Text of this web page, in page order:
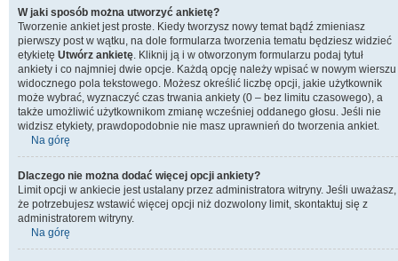
W jaki sposób można utworzyć ankietę?
Tworzenie ankiet jest proste. Kiedy tworzysz nowy temat bądź zmieniasz
pierwszy post w wątku, na dole formularza tworzenia tematu będziesz widzieć
etykietę Utwórz ankietę. Kliknij ją i w otworzonym formularzu podaj tytuł
ankiety i co najmniej dwie opcje. Każdą opcję należy wpisać w nowym wierszu
widocznego pola tekstowego. Możesz określić liczbę opcji, jakie użytkownik
może wybrać, wyznaczyć czas trwania ankiety (0 – bez limitu czasowego), a
także umożliwić użytkownikom zmianę wcześniej oddanego głosu. Jeśli nie
widzisz etykiety, prawdopodobnie nie masz uprawnień do tworzenia ankiet.
Na górę
Dlaczego nie można dodać więcej opcji ankiety?
Limit opcji w ankiecie jest ustalany przez administratora witryny. Jeśli uważasz,
że potrzebujesz wstawić więcej opcji niż dozwolony limit, skontaktuj się z
administratorem witryny.
Na górę